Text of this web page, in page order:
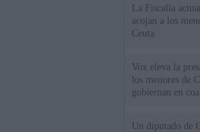
La Fiscalía
acojan a los
Ceuta
Vox eleva la
los menores de
gobiernan en
Un diputado de